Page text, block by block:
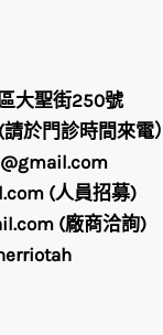
大聖街250號
於門診時間來電）
(人員招募)
(廠商洽詢)